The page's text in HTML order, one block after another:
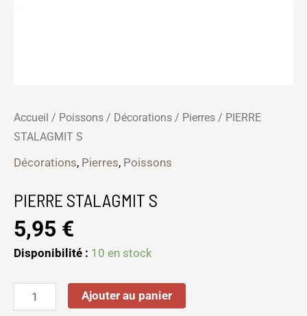
Accueil / Poissons / Décorations / Pierres / PIERRE
STALAGMIT S
Décorations, Pierres, Poissons
PIERRE STALAGMIT S
5,95 €
Disponibilité : 10 en stock
Ajouter au panier